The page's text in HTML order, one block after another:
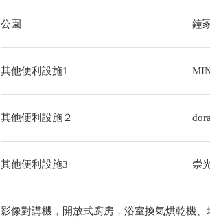
公園 鐘
其他便利設施1
其他便利設施２
其他便利設施3 崇
影像對講機，開放式廚房，浴室換氣烘乾機